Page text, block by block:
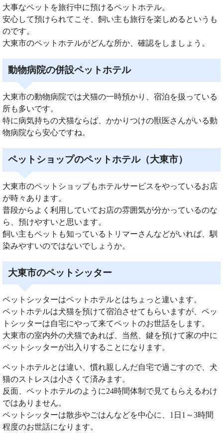
大事なペットを旅行中に預けるペットホテル。
安心して預けられてこそ、飼い主も旅行を楽しめるというも
のです。
大東市のペットホテルがどんな所か、確認をしましょう。
動物病院の併設ペットホテル
大東市の動物病院では犬猫の一時預かり、宿泊を扱っている
所も多いです。
特に病気持ちの犬猫ならば、かかりつけの獣医さんがいる動
物病院なら安心ですね。
ペットショップのペットホテル（大東市）
大東市のペットショップもホテルサービスをやっているお店
が時々あります。
普段からよく利用していてお店の雰囲気が分かっているのな
ら、預けやすいと思います。
飼い主もペットも知っているトリマーさんなどがいれば、馴
染みやすいのではないでしょうか。
大東市のペットシッター
ペットシッターはペットホテルとはちょっと違います。
ペットホテルは犬猫を預けて宿泊させてもらいますが、ペッ
トシッターは自宅にやって来てペットのお世話をします。
大東市の室内外の犬猫であれば、当然、鍵を預けて家の中に
ペットシッターが出入りすることになります。
ペットホテルとは違い、慣れ親しんだ自宅で過ごすので、犬
猫のストレスは小さくて済みます。
反面、ペットホテルのように24時間体制で見てもらえるわけ
ではありません。
ペットシッターは散歩やごはんなどを中心に、1日1～3時間
程度のお世話になります。